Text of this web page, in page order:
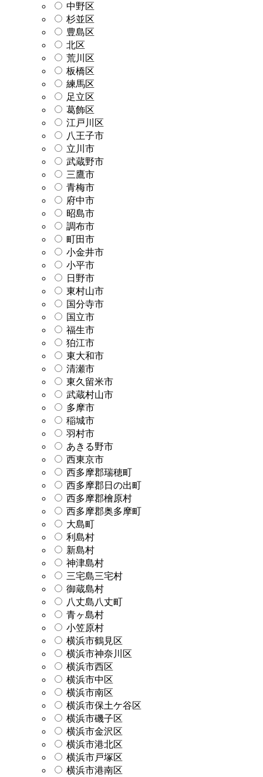
中野区
杉並区
豊島区
北区
荒川区
板橋区
練馬区
足立区
葛飾区
江戸川区
八王子市
立川市
武蔵野市
三鷹市
青梅市
府中市
昭島市
調布市
町田市
小金井市
小平市
日野市
東村山市
国分寺市
国立市
福生市
狛江市
東大和市
清瀬市
東久留米市
武蔵村山市
多摩市
稲城市
羽村市
あきる野市
西東京市
西多摩郡瑞穂町
西多摩郡日の出町
西多摩郡檜原村
西多摩郡奥多摩町
大島町
利島村
新島村
神津島村
三宅島三宅村
御蔵島村
八丈島八丈町
青ヶ島村
小笠原村
横浜市鶴見区
横浜市神奈川区
横浜市西区
横浜市中区
横浜市南区
横浜市保土ケ谷区
横浜市磯子区
横浜市金沢区
横浜市港北区
横浜市戸塚区
横浜市港南区